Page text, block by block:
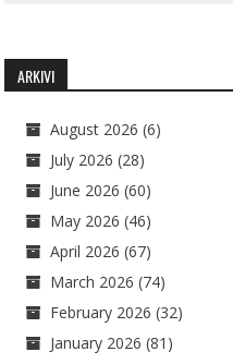
ARKIVI
August 2026 (6)
July 2026 (28)
June 2026 (60)
May 2026 (46)
April 2026 (67)
March 2026 (74)
February 2026 (32)
January 2026 (81)